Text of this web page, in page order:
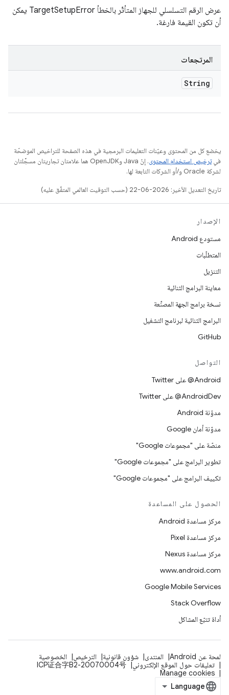
عرض الرقم التسلسلي للجهاز المتأثّر بالخطأ TargetSetupError يمكن
أن تكون القيمة فارغة.
المرتجعات
String
يخضع كل من المحتوى وعيّنات التعليمات البرمجية في هذه الصفحة للتراخيص الموضحّة
فيترخيص استخدام المحتوى
. إنّ Java وOpenJDK هما علامتان تجاريتان مسجَّلتان
لشركة Oracle و/أو الشركات التابعة لها.
تاريخ التعديل الأخير: 2026-06-22 (حسب التوقيت العالمي المتفَّق عليه)
الإصدار
مستودع Android
المتطلّبات
التنزيل
معاينة البرامج الثنائية
نسخة برامج الجهة المصنِّعة
البرامج الثنائية لبرنامج التشغيل
GitHub
التواصل
‎@Android على Twitter
‎@AndroidDev على Twitter
مدوّنة Android
مدوّنة أمان Google
منصّة على "مجموعات Google"
تطوير البرامج على "مجموعات Google"
تكييف البرامج على "مجموعات Google"
الحصول على المساعدة
مركز مساعدة Android
مركز مساعدة Pixel
مركز مساعدة Nexus
www.android.com
Google Mobile Services
Stack Overflow
أداة تتبّع المشاكل
لمحة عن Android المنتدى شؤون قانونية الترخيص
الخصوصية
تعليقات حول الموقع الإلكتروني
ICP证合字B2-20070004号
Manage cookies